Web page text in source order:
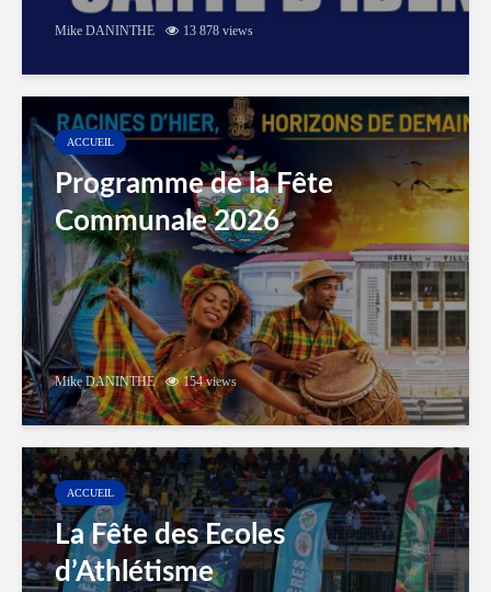
Mike DANINTHE 13 878 views
ACCUEIL
Programme de la Fête
Communale 2026
Mike DANINTHE 154 views
ACCUEIL
La Fête des Ecoles
d’Athlétisme